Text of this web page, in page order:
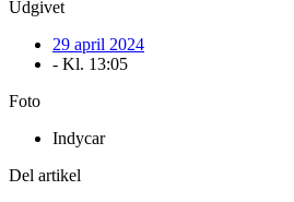
Udgivet
29 april 2024
- Kl. 13:05
Foto
Indycar
Del artikel